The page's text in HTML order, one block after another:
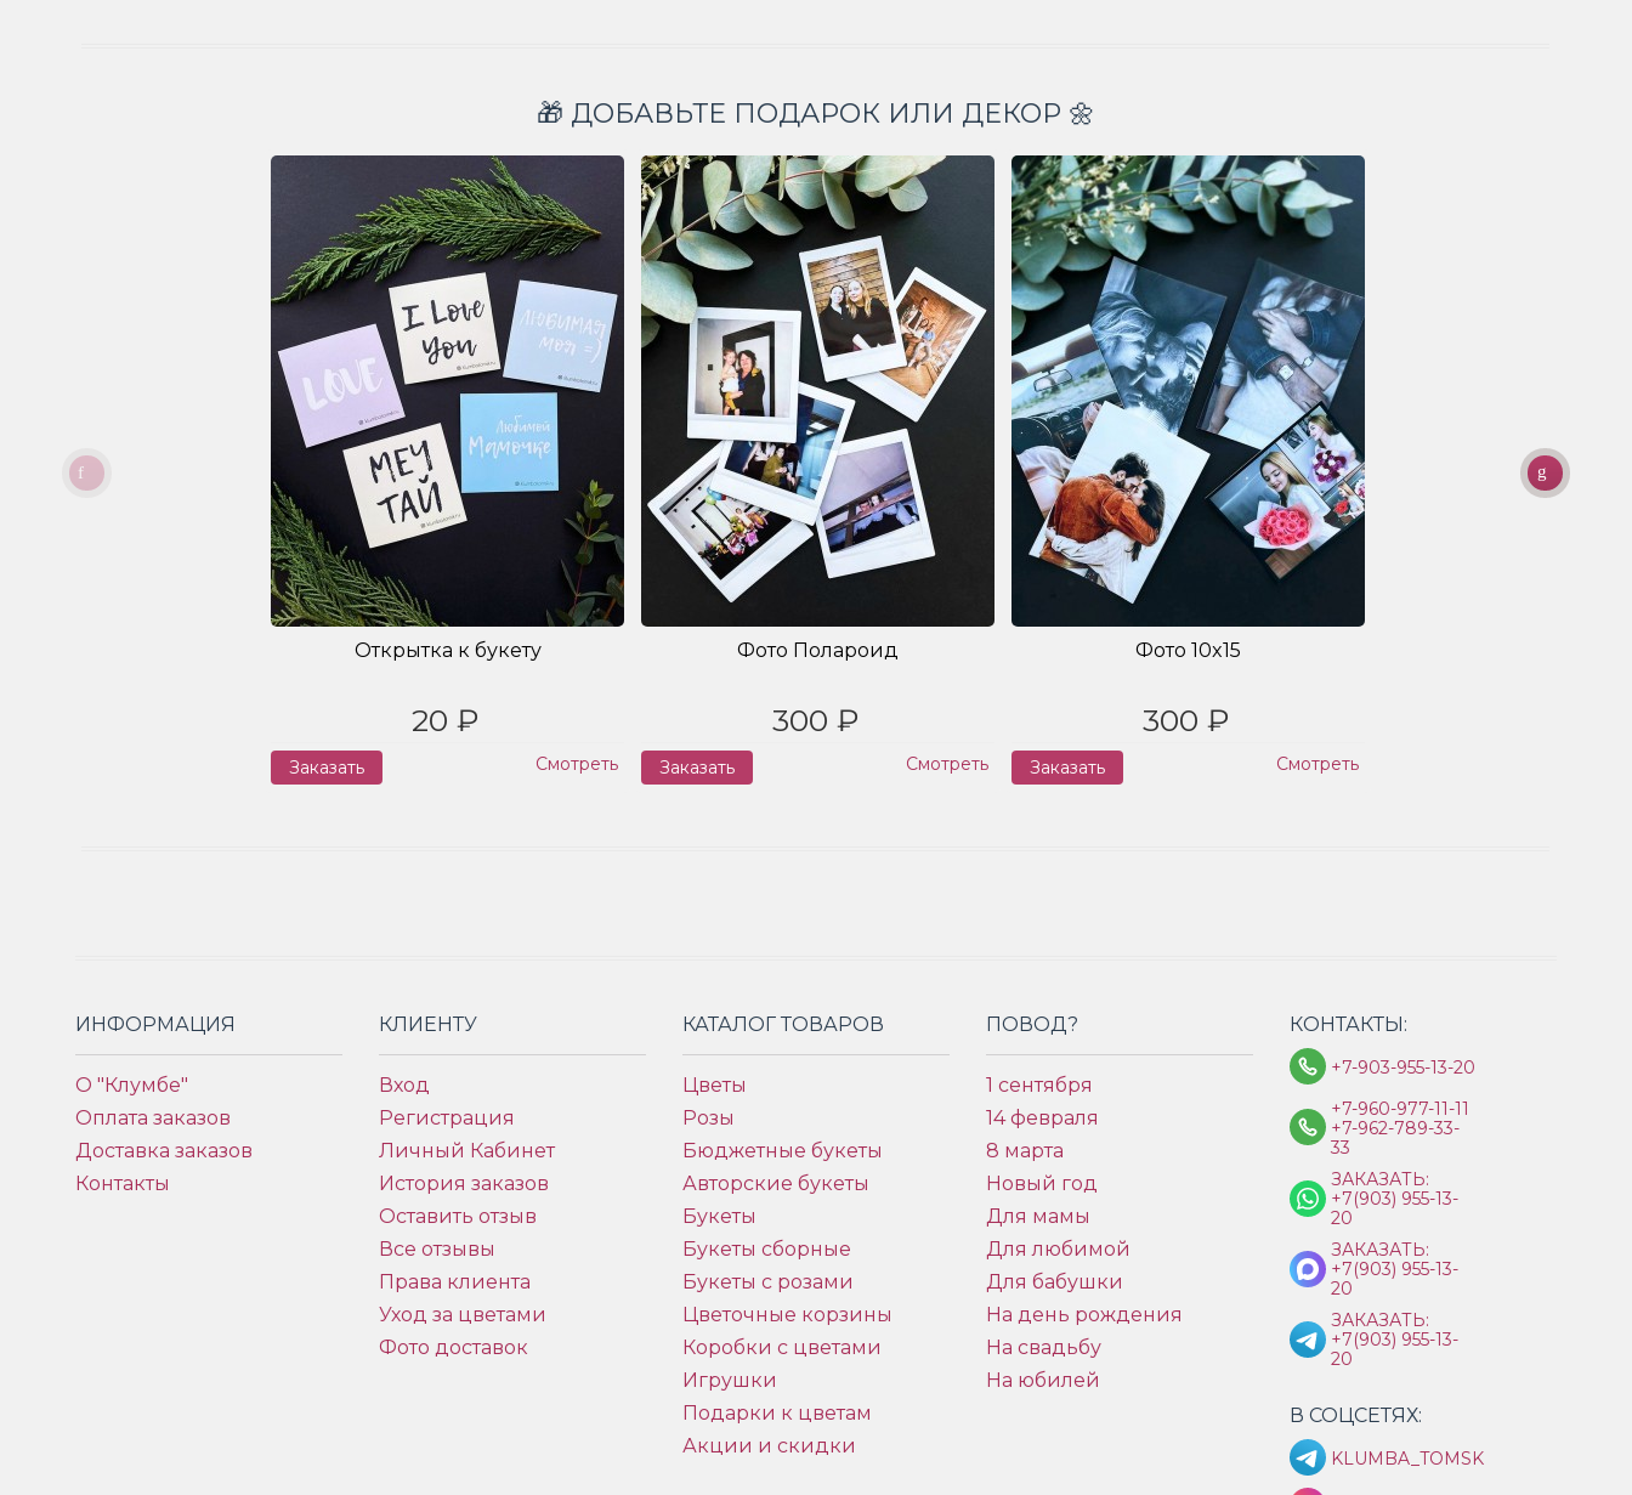
🎁 ДОБАВЬТЕ ПОДАРОК ИЛИ ДЕКОР 🌼
Открытка к букету
20 ₽
Заказать Смотреть
Фото Полароид
300 ₽
Заказать Смотреть
Фото 10x15
300 ₽
Заказать Смотреть
ИНФОРМАЦИЯ
О "Клумбе"
Оплата заказов
Доставка заказов
Контакты
КЛИЕНТУ
Вход
Регистрация
Личный Кабинет
История заказов
Оставить отзыв
Все отзывы
Права клиента
Уход за цветами
Фото доставок
КАТАЛОГ ТОВАРОВ
Цветы
Розы
Бюджетные букеты
Авторские букеты
Букеты
Букеты сборные
Букеты с розами
Цветочные корзины
Коробки с цветами
Игрушки
Подарки к цветам
Акции и скидки
ПОВОД?
1 сентября
14 февраля
8 марта
Новый год
Для мамы
Для любимой
Для бабушки
На день рождения
На свадьбу
На юбилей
КОНТАКТЫ:
+7-903-955-13-20
+7-960-977-11-11
+7-962-789-33-
33
ЗАКАЗАТЬ:
+7(903) 955-13-
20
ЗАКАЗАТЬ:
+7(903) 955-13-
20
ЗАКАЗАТЬ:
+7(903) 955-13-
20
В СОЦСЕТЯХ:
KLUMBA_TOMSK